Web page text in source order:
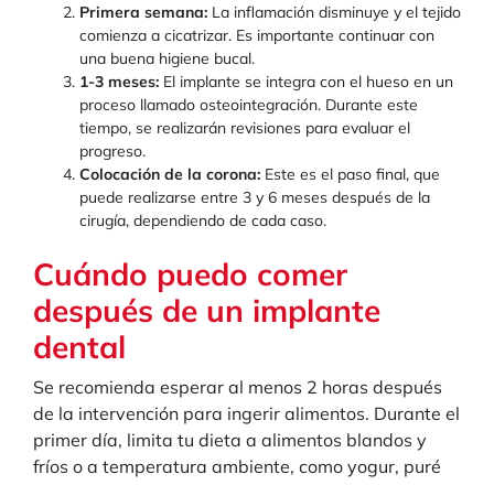
Primera semana: La inflamación disminuye y el tejido
comienza a cicatrizar. Es importante continuar con
una buena higiene bucal.
1-3 meses: El implante se integra con el hueso en un
proceso llamado osteointegración. Durante este
tiempo, se realizarán revisiones para evaluar el
progreso.
Colocación de la corona: Este es el paso final, que
puede realizarse entre 3 y 6 meses después de la
cirugía, dependiendo de cada caso.
Cuándo puedo comer
después de un implante
dental
Se recomienda esperar al menos 2 horas después
de la intervención para ingerir alimentos. Durante el
primer día, limita tu dieta a alimentos blandos y
fríos o a temperatura ambiente, como yogur, puré